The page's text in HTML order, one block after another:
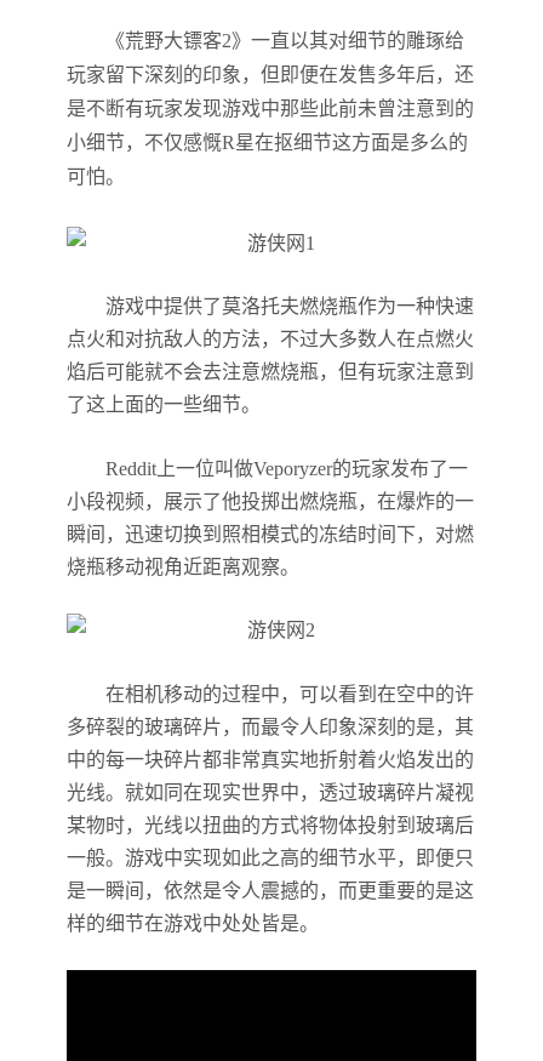
《荒野大镖客2》一直以其对细节的雕琢给
玩家留下深刻的印象，但即便在发售多年后，还
是不断有玩家发现游戏中那些此前未曾注意到的
小细节，不仅感慨R星在抠细节这方面是多么的
可怕。
游戏中提供了莫洛托夫燃烧瓶作为一种快速
点火和对抗敌人的方法，不过大多数人在点燃火
焰后可能就不会去注意燃烧瓶，但有玩家注意到
了这上面的一些细节。
Reddit上一位叫做Veporyzer的玩家发布了一
小段视频，展示了他投掷出燃烧瓶，在爆炸的一
瞬间，迅速切换到照相模式的冻结时间下，对燃
烧瓶移动视角近距离观察。
在相机移动的过程中，可以看到在空中的许
多碎裂的玻璃碎片，而最令人印象深刻的是，其
中的每一块碎片都非常真实地折射着火焰发出的
光线。就如同在现实世界中，透过玻璃碎片凝视
某物时，光线以扭曲的方式将物体投射到玻璃后
一般。游戏中实现如此之高的细节水平，即便只
是一瞬间，依然是令人震撼的，而更重要的是这
样的细节在游戏中处处皆是。